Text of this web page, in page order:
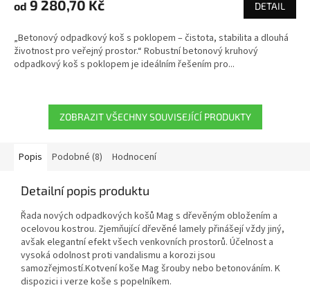
od 9 280,70 Kč DETAIL
„Betonový odpadkový koš s poklopem – čistota, stabilita a dlouhá
životnost pro veřejný prostor.“ Robustní betonový kruhový
odpadkový koš s poklopem je ideálním řešením pro...
ZOBRAZIT VŠECHNY SOUVISEJÍCÍ PRODUKTY
Popis Podobné (8) Hodnocení
Detailní popis produktu
Řada nových odpadkových košů Mag s dřevěným obložením a
ocelovou kostrou. Zjemňující dřevěné lamely přinášejí vždy jiný,
avšak elegantní efekt všech venkovních prostorů. Účelnost a
vysoká odolnost proti vandalismu a korozi jsou
samozřejmostí.Kotvení koše Mag šrouby nebo betonováním. K
dispozici i verze koše s popelníkem.